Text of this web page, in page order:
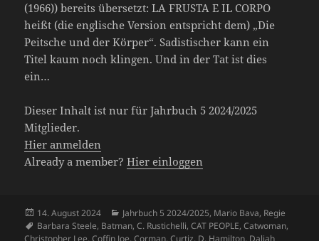
(1966)) bereits übersetzt: LA FRUSTA E IL CORPO
heißt (die englische Version entspricht dem) „Die
Peitsche und der Körper“. Sadistischer kann ein
Titel kaum noch klingen. Und in der Tat ist dies
ein…
Dieser Inhalt ist nur für Jahrbuch 5 2024/2025
Mitglieder.
Hier anmelden
Already a member?Hier einloggen
Veröffentlicht
am
14. August 2024 Kategorien
Jahrbuch 5 2024/2025, Mario Bava, Regie
Schlagwörter
Barbara Steele, Batman,C. Rustichelli,CAT PEOPLE,Catwoman,
Christopher Lee,Coffin Joe,Corman,Curtiz, D. Hamilton, Daliah